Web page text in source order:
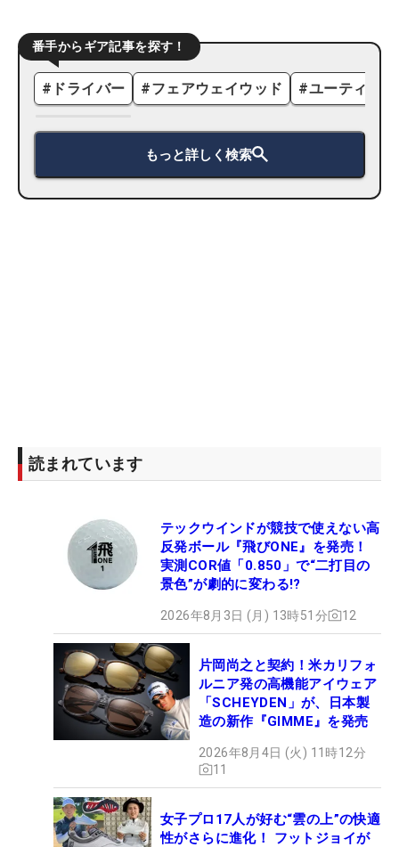
番手からギア記事を探す！
# ドライバー #フェアウェイウッド #ユーティリ
もっと詳しく検索
読まれています
テックウインドが競技で使えない高
反発ボール『飛びONE』を発売！
実測COR値「0.850」で“二打目の
景色”が劇的に変わる!?
2026年8月3日 (月) 13時51分 12
片岡尚之と契約！米カリフォ
ルニア発の高機能アイウェア
「SCHEYDEN」が、日本製
造の新作『GIMME』を発売
2026年8月4日 (火) 11時12分
11
女子プロ17人が好む“雲の上”の快適
性がさらに進化！ フットジョイが